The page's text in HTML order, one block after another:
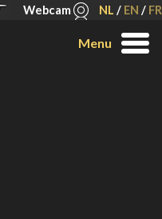
Webcam NL / EN / FR
Menu